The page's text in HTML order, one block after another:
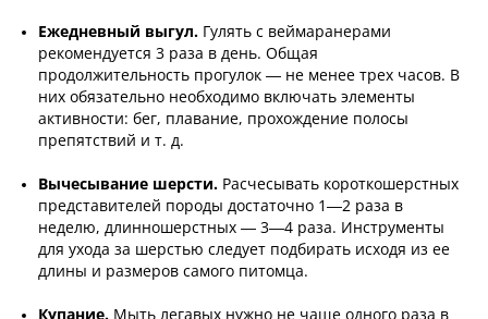
Ежедневный выгул. Гулять с веймаранерами
рекомендуется 3 раза в день. Общая
продолжительность прогулок — не менее трех часов. В
них обязательно необходимо включать элементы
активности: бег, плавание, прохождение полосы
препятствий и т. д.
Вычесывание шерсти. Расчесывать короткошерстных
представителей породы достаточно 1—2 раза в
неделю, длинношерстных — 3—4 раза. Инструменты
для ухода за шерстью следует подбирать исходя из ее
длины и размеров самого питомца.
Купание. Мыть легавых нужно не чаще одного раза в